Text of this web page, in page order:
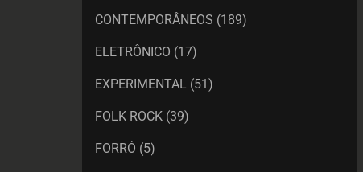
CONTEMPORÂNEOS (189)
ELETRÔNICO (17)
EXPERIMENTAL (51)
FOLK ROCK (39)
FORRÓ (5)